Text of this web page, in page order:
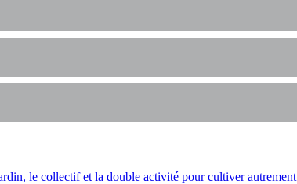
le collectif et la double activité pour cultiver autrement